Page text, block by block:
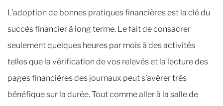
L’adoption de bonnes pratiques financières est la clé du
succès financier à long terme. Le fait de consacrer
seulement quelques heures par mois à des activités
telles que la vérification de vos relevés et la lecture des
pages financières des journaux peut s’avérer très
bénéfique sur la durée. Tout comme aller à la salle de